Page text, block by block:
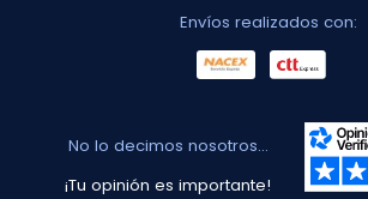
Envíos realizados con:
No lo decimos nosotros...
¡Tu opinión es importante!